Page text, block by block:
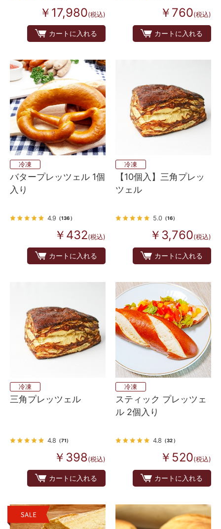
￥17,980(税込)
カートに入れる
￥760(税込)
カートに入れる
冷凍
バタープレッツェル 1個
入り
4.9 （136）
￥432(税込)
カートに入れる
冷凍
【10個入】三角プレッ
ツェル
5.0（16）
￥3,760(税込)
カートに入れる
冷凍
三角プレッツェル
4.8 （71）
￥398(税込)
カートに入れる
冷凍
スティック プレッツェ
ル 2個入り
4.8 （32）
￥520(税込)
カートに入れる